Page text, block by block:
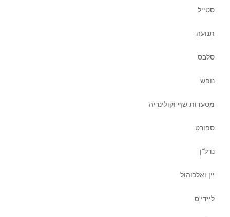
סטייל
תנועה
סלבס
נופש
מסעדות שף וקולינריה
ספורט
נדל"ן
יין ואלכוהול
ליידי'ס